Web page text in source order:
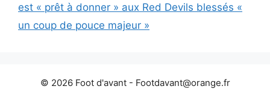
est « prêt à donner » aux Red Devils blessés «
un coup de pouce majeur »
© 2026 Foot d'avant - Footdavant@orange.fr